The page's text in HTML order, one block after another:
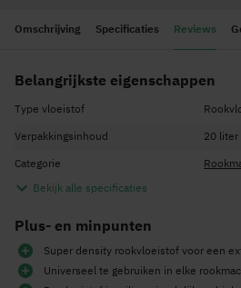
Omschrijving Specificaties Reviews
Belangrijkste eigenschappen
Type vloeistof
Verpakkingsinhoud
20 liter
Categorie
Bekijk alle specificaties
Plus- en minpunten
Super density rookvloeistof voor een
Universeel te gebruiken in elke